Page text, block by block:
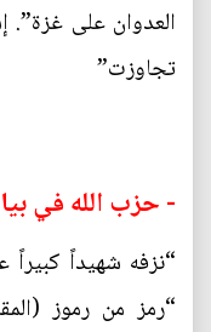
العدوان على
تجاوزت”
- حزب الله في
“نزفه شهيداً كبيراً
“رمز من رموز